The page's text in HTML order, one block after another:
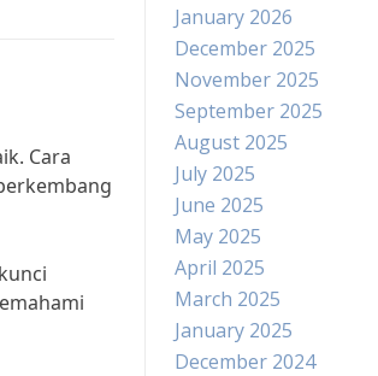
Cara
January 2026
December 2025
November 2025
September 2025
August 2025
July 2025
June 2025
May 2025
April 2025
March 2025
January 2025
December 2024